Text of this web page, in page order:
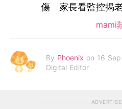
傷 家長看監控揭
mami
By Phoenix on 16
Digital Editor